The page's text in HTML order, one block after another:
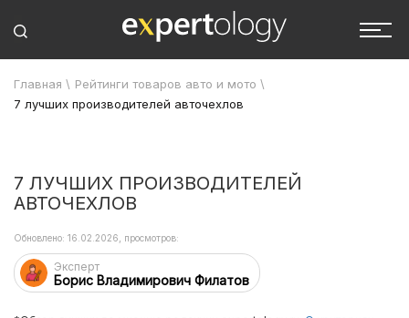
Главная \ Рейтинги товаров авто и мото \
7 лучших производителей авточехлов
7 ЛУЧШИХ ПРОИЗВОДИТЕЛЕЙ
АВТОЧЕХЛОВ
Эксперт
Борис Владимирович Филатов
Обновлено: 16.02.2026, просмотров: